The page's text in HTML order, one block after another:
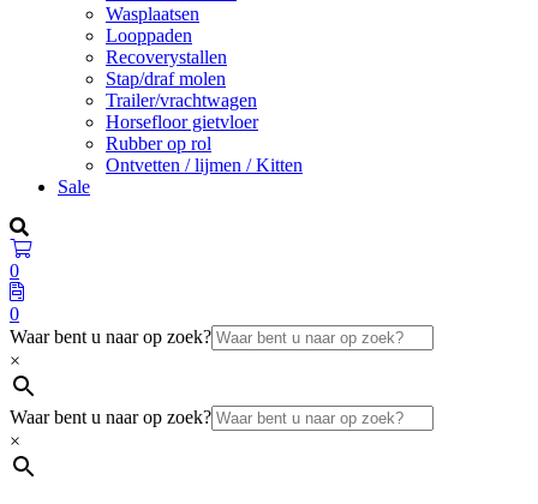
Wasplaatsen
Looppaden
Recoverystallen
Stap/draf molen
Trailer/vrachtwagen
Horsefloor gietvloer
Rubber op rol
Ontvetten / lijmen / Kitten
Sale
0
0
Waar bent u naar op zoek?
×
Waar bent u naar op zoek?
×